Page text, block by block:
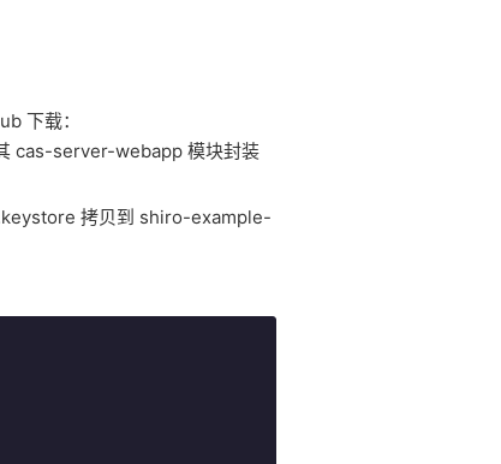
下载：
cas-server-webapp 模块封装
拷贝到 shiro-example-